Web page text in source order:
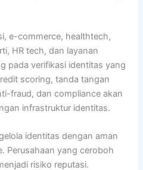
e-commerce, healthtech,
HR tech, dan layanan
pada verifikasi identitas yang
scoring, tanda tangan
fraud, dan compliance akan
infrastruktur identitas.
identitas dengan aman
Perusahaan yang ceroboh
risiko reputasi.